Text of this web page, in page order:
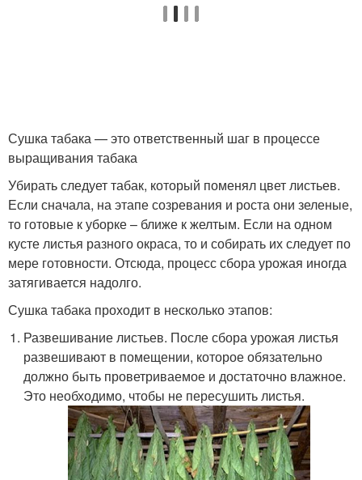
Сушка табака — это ответственный шаг в процессе
выращивания табака
Убирать следует табак, который поменял цвет листьев.
Если сначала, на этапе созревания и роста они зеленые,
то готовые к уборке – ближе к желтым. Если на одном
кусте листья разного окраса, то и собирать их следует по
мере готовности. Отсюда, процесс сбора урожая иногда
затягивается надолго.
Сушка табака проходит в несколько этапов:
Развешивание листьев. После сбора урожая листья
развешивают в помещении, которое обязательно
должно быть проветриваемое и достаточно влажное.
Это необходимо, чтобы не пересушить листья.